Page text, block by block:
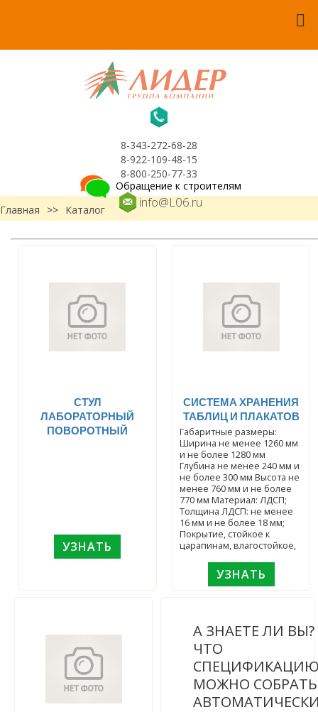
8-343-272-68-28
8-922-109-48-15
8-800-250-77-33
info@L06.ru
Обращение к строителям
Главная
>> Каталог
СТУЛ
ЛАБОРАТОРНЫЙ
ПОВОРОТНЫЙ
УЗНАТЬ
СИСТЕМА ХРАНЕНИЯ
ТАБЛИЦ И ПЛАКАТОВ
Габаритные размеры:
Ширина не менее 1260 мм
и не более 1280 мм
Глубина не менее 240 мм и
не более 300 мм Высота не
менее 760 мм и не более
770 мм Материал: ЛДСП;
Толщина ЛДСП: не менее
16 мм и не более 18 мм;
Покрытие, стойкое к
царапинам, влагостойкое,
УЗНАТЬ
А ЗНАЕТЕ ЛИ ВЫ?
ЧТО
МОЖНО СОБРАТЬ